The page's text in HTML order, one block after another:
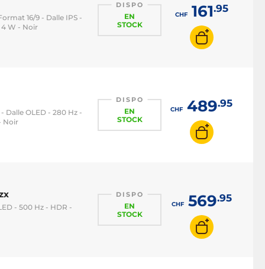
16/9 - Dalle IPS -
4 W - Noir
DISPO
EN
STOCK
CHF161.95
Dalle OLED - 280 Hz -
Noir
DISPO
EN
STOCK
CHF489.95
- 500 Hz - HDR -
DISPO
EN
STOCK
CHF569.95